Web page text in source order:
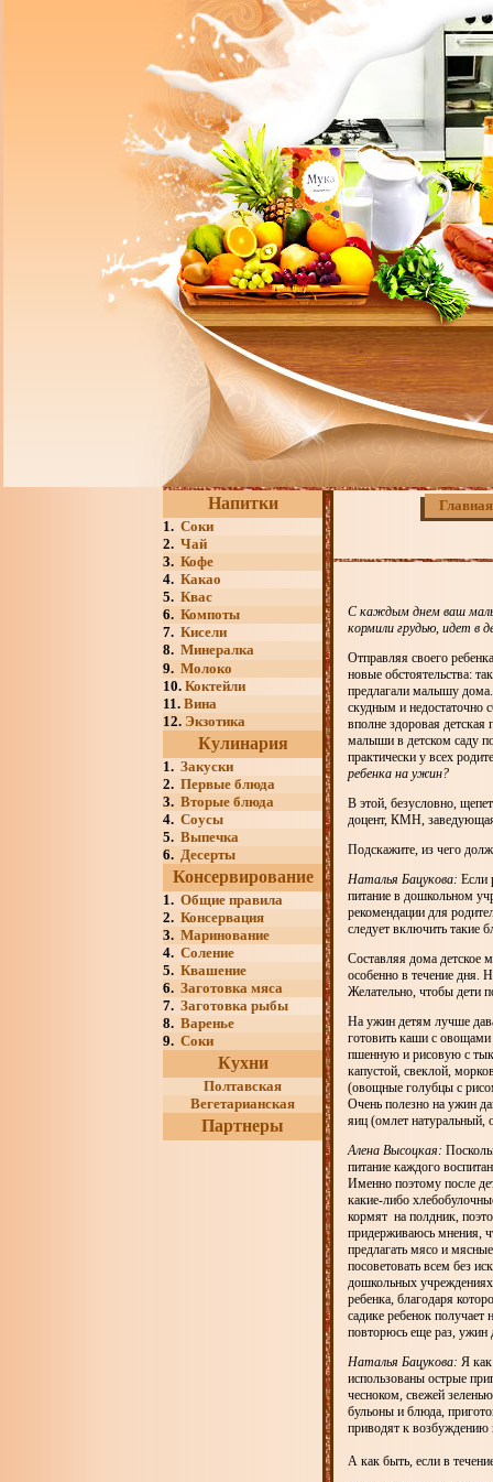
Напитки
1. Соки
2. Чай
3. Кофе
4. Какао
5. Квас
6. Компоты
7. Кисели
8. Минералка
9. Молоко
10. Коктейли
11. Вина
12. Экзотика
Кулинария
1. Закуски
2. Первые блюда
3. Вторые блюда
4. Соусы
5. Выпечка
6. Десерты
Консервирование
1. Общие правила
2. Консервация
3. Маринование
4. Соление
5. Квашение
6. Заготовка мяса
7. Заготовка рыбы
8. Варенье
9. Соки
Кухни
Полтавская
Вегетарианская
Партнеры
Главная
С каждым днем ваш
кормили грудью, идет в
Отправляя своего
новые обстоятельства:
предлагали малышу дома.
скудным и недостаточно
вполне здоровая
малыши в детском саду
практически у всех
ребенка на ужин?
В этой, безусловно,
доцент, КМН,
Подскажите, из чего
Наталья Бацукова: Если
питание в дошкольном
рекомендации для
следует включить такие
Составляя дома детское
особенно в течение дня.
Желательно, чтобы дети
На ужин детям лучше
готовить каши с
пшенную и рисовую с
капустой, свеклой,
(овощные голубцы с
Очень полезно на ужин
яиц (омлет
Алена Высоцкая:
питание каждого
Именно поэтому после
какие-либо
кормят на полдник,
придерживаюсь мнения,
предлагать мясо и
посоветовать всем без
дошкольных
ребенка, благодаря
садике ребенок
повторюсь еще раз,
Наталья Бацукова: Я
использованы острые
чесноком, свежей
бульоны и блюда,
приводят к возбуждению
А как быть, если в